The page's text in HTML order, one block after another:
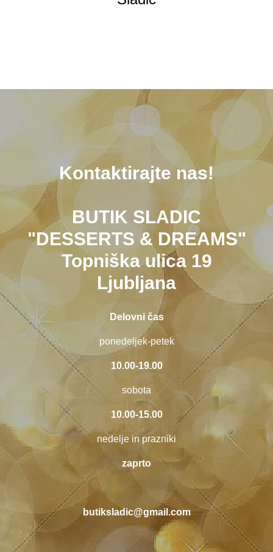
Kontaktirajte nas!
BUTIK SLADIC
"DESSERTS & DREAMS"
Topniška ulica 19
Ljubljana
Delovni čas
ponedeljek-petek
10.00-19.00
sobota
10.00-15.00
nedelje in prazniki
zaprto
butiksladic@gmail.com